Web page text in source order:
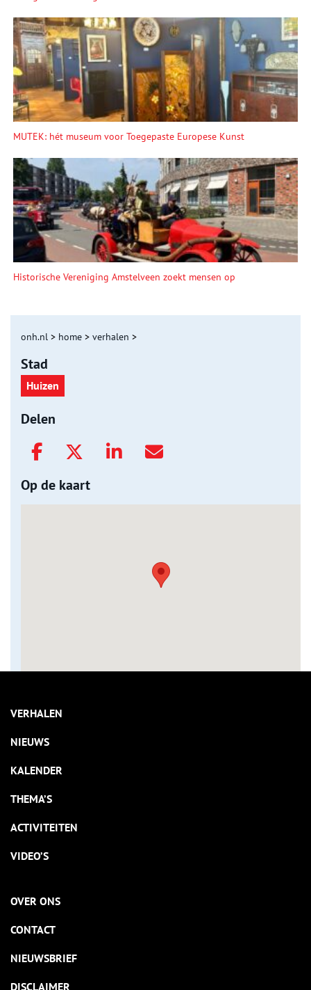
MUTEK: hét museum voor Toegepaste Europese Kunst
Historische Vereniging Amstelveen zoekt mensen op
onh.nl > home > verhalen >
Stad
Huizen
Delen
Op de kaart
VERHALEN
NIEUWS
KALENDER
THEMA’S
ACTIVITEITEN
VIDEO’S
OVER ONS
CONTACT
NIEUWSBRIEF
DISCLAIMER